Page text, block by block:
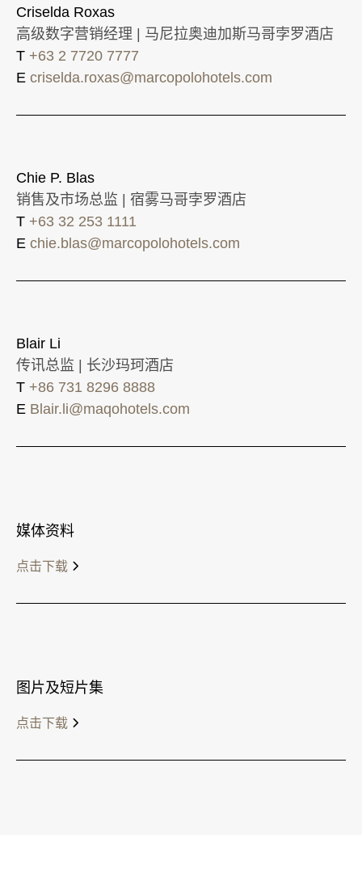
Criselda Roxas
高级数字营销经理 | 马尼拉奥迪加斯马哥孛罗酒店
T +63 2 7720 7777
E criselda.roxas@marcopolohotels.com
Chie P. Blas
销售及市场总监 | 宿雾马哥孛罗酒店
T +63 32 253 1111
E chie.blas@marcopolohotels.com
Blair Li
传讯总监 | 长沙玛珂酒店
T +86 731 8296 8888
E Blair.li@maqohotels.com
媒体资料
点击下载
图片及短片集
点击下载